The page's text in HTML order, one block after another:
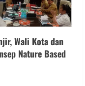
Wali Kota dan
Nature Based